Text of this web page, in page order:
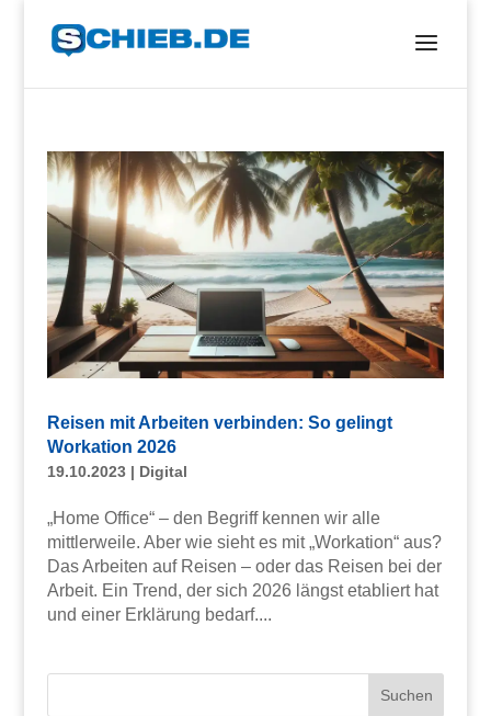
Reisen mit Arbeiten verbinden: So gelingt
Workation 2026
19.10.2023| Digital
„Home Office“ – den Begriff kennen wir alle
mittlerweile. Aber wie sieht es mit „Workation“ aus?
Das Arbeiten auf Reisen – oder das Reisen bei der
Arbeit. Ein Trend, der sich 2026 längst etabliert hat
und einer Erklärung bedarf....